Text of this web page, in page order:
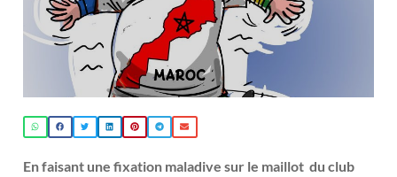
En faisant une fixation maladive sur le maillot du club